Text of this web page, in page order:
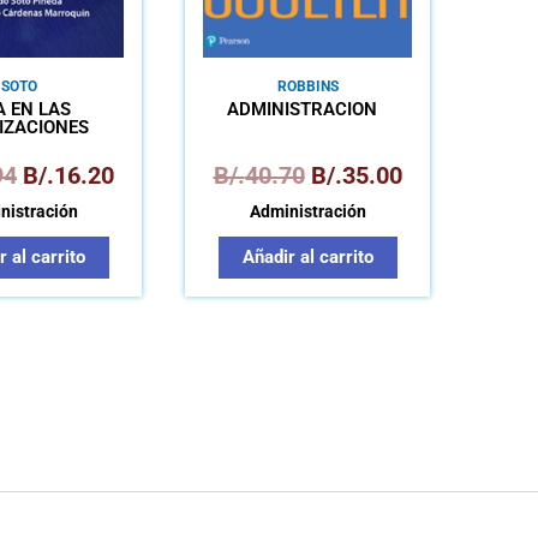
SOTO
EN LAS
B/.16.20
al carrito
ROBBINS
ADMINISTRACIÓN
B/.40.70 B/.35.00
Administración
Añadir al carrito